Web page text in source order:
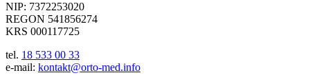
NIP: 7372253020
REGON 541856274
KRS 000117725
tel. 18 533 00 33
e-mail: kontakt@orto-med.info